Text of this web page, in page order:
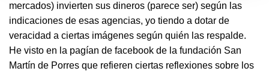
mercados) invierten sus dineros (parece ser) según las
indicaciones de esas agencias, yo tiendo a dotar de
veracidad a ciertas imágenes según quién las respalde.
He visto en la pagían de facebook de la fundación San
Martín de Porres que refieren ciertas reflexiones sobre los